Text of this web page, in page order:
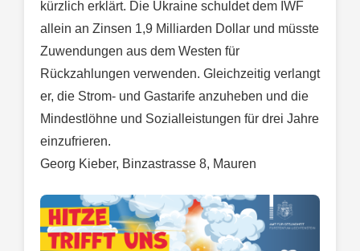
kürzlich erklärt. Die Ukraine schuldet dem IWF
allein an Zinsen 1,9 Milliarden Dollar und müsste
Zuwendungen aus dem Westen für
Rückzahlungen verwenden. Gleichzeitig verlangt
er, die Strom- und Gastarife anzuheben und die
Mindestlöhne und Sozialleistungen für drei Jahre
einzufrieren.
Georg Kieber, Binzastrasse 8, Mauren